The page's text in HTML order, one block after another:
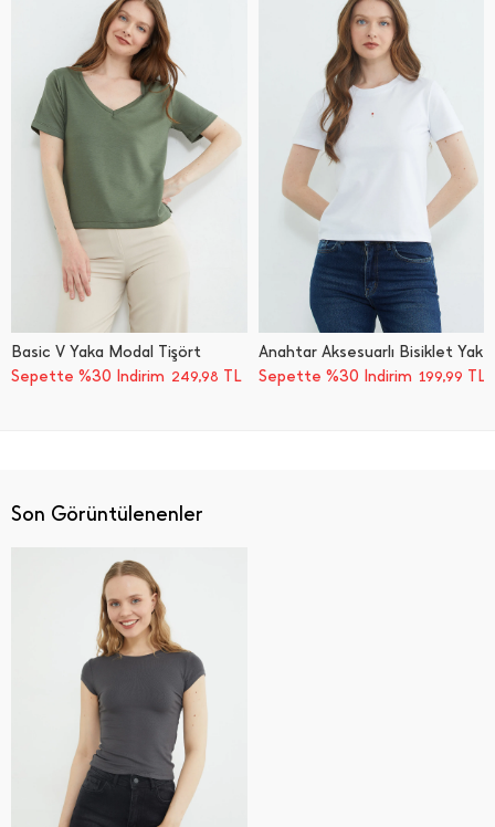
Basic V Yaka Modal Tişört
Sepette %30 İndirim 249,98 TL
Sepette %30 İndirim 199,99 TL
Son Görüntülenenler